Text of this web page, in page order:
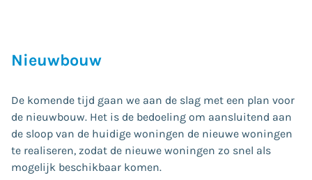
Nieuwbouw
De komende tijd gaan we aan de slag met een plan voor
de nieuwbouw. Het is de bedoeling om aansluitend aan
de sloop van de huidige woningen de nieuwe woningen
te realiseren, zodat de nieuwe woningen zo snel als
mogelijk beschikbaar komen.